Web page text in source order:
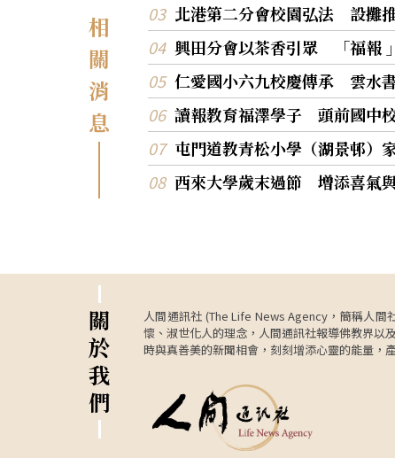
相
關
消
息
北港第二分會校園弘法 設攤
興田分會以茶香引眾 「福報
仁愛國小六九校慶傳承 雲水
讀報教育福澤學子 頭前國中
屯門道教青松小學（湖景邨
西來大學歲末過節 增添喜氣
關
於
我
們
人間通訊社 (The Life News Agency，簡稱人
懷、淑世化人的理念，人間通訊社報導佛教界以
時與真善美的新聞相會，刻刻增添心靈的能量，